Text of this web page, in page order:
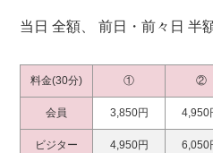
当日 全額、 前日・前々日 半
料金(30分) ① ②
会員 3,850円 4,950
ビジター 4,950円 6,050